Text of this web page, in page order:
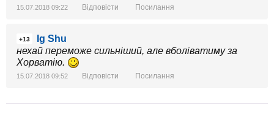
15.07.2018 09:22 Відповісти Посилання
+13
Ig Shu
нехай переможе сильніший, але вболіватиму за
Хорватію.
15.07.2018 09:52 Відповісти Посилання